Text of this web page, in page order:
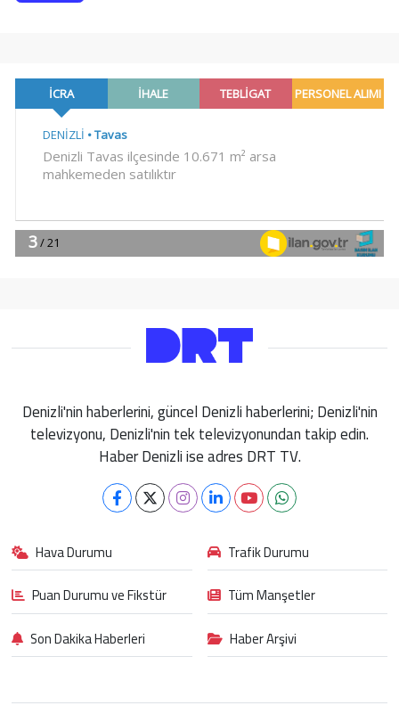
Denizli'nin haberlerini, güncel Denizli haberlerini; Denizli'nin
televizyonu, Denizli'nin tek televizyonundan takip edin.
Haber Denizli ise adres DRT TV.
Hava Durumu
Trafik Durumu
Puan Durumu ve Fikstür
Tüm Manşetler
Son Dakika Haberleri
Haber Arşivi